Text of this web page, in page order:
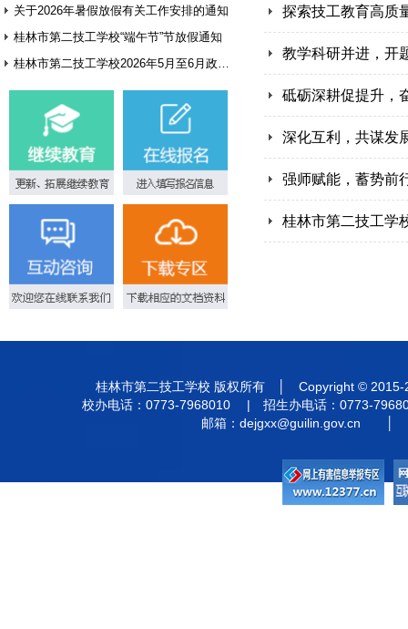
关于2026年暑假放假有关工作安排的通知
桂林市第二技工学校“端午节”节放假通知
桂林市第二技工学校2026年5月至6月政府采购意向
探索技工教育高质
教学科研并进，开
砥砺深耕促提升，
深化互利，共谋发
强师赋能，蓄势前
桂林市第二技工学
桂林市第二技工学校 版权所有 │ Copyright ©
校办电话：0773-7968010 | 招生办电话：0773-
邮箱： dejgxx@guilin.gov.cn